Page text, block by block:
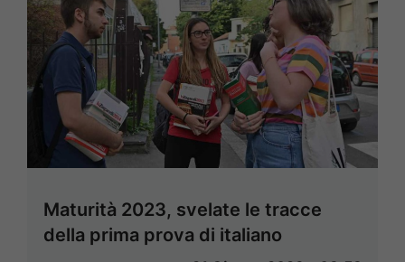
Maturità 2023, svelate le tracce
della prima prova di italiano